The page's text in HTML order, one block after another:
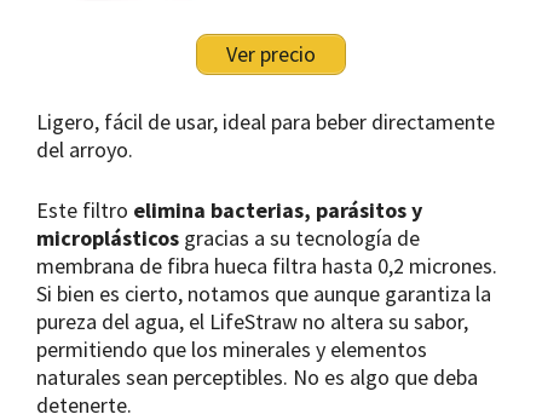
Ver precio
Ligero, fácil de usar, ideal para beber directamente
del arroyo.
Este filtro elimina bacterias, parásitos y
microplásticos gracias a su tecnología de
membrana de fibra hueca filtra hasta 0,2 micrones.
Si bien es cierto, notamos que aunque garantiza la
pureza del agua, el LifeStraw no altera su sabor,
permitiendo que los minerales y elementos
naturales sean perceptibles. No es algo que deba
detenerte.